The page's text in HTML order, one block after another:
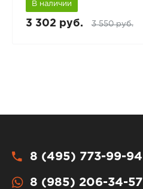
В наличии
3 302 руб. 3 550 руб.
8 (495) 773-99-94
8 (985) 206-34-57